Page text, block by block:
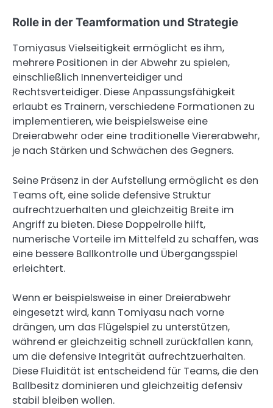
Rolle in der Teamformation und Strategie
Tomiyasus Vielseitigkeit ermöglicht es ihm,
mehrere Positionen in der Abwehr zu spielen,
einschließlich Innenverteidiger und
Rechtsverteidiger. Diese Anpassungsfähigkeit
erlaubt es Trainern, verschiedene Formationen zu
implementieren, wie beispielsweise eine
Dreierabwehr oder eine traditionelle Viererabwehr,
je nach Stärken und Schwächen des Gegners.
Seine Präsenz in der Aufstellung ermöglicht es den
Teams oft, eine solide defensive Struktur
aufrechtzuerhalten und gleichzeitig Breite im
Angriff zu bieten. Diese Doppelrolle hilft,
numerische Vorteile im Mittelfeld zu schaffen, was
eine bessere Ballkontrolle und Übergangsspiel
erleichtert.
Wenn er beispielsweise in einer Dreierabwehr
eingesetzt wird, kann Tomiyasu nach vorne
drängen, um das Flügelspiel zu unterstützen,
während er gleichzeitig schnell zurückfallen kann,
um die defensive Integrität aufrechtzuerhalten.
Diese Fluidität ist entscheidend für Teams, die den
Ballbesitz dominieren und gleichzeitig defensiv
stabil bleiben wollen.